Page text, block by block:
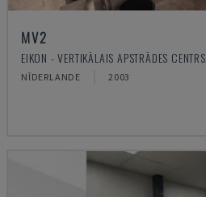
MV2
EIKON - VERTIKĀLAIS APSTRĀDES CENTRS
NĪDERLANDE 2003